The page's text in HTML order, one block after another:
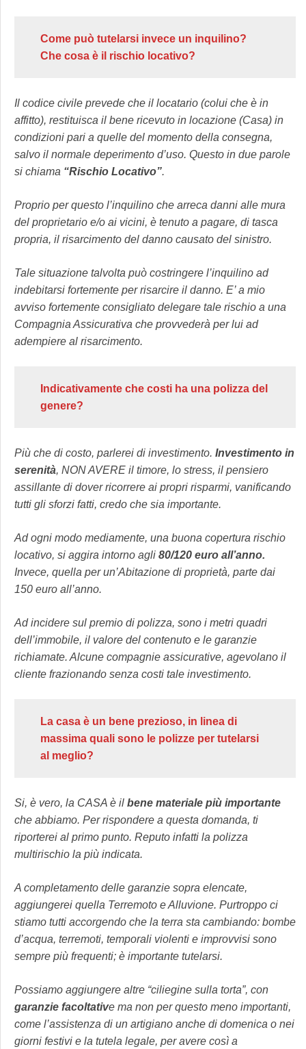
Come può tutelarsi invece un inquilino?
Che cosa è il rischio locativo?
Il codice civile prevede che il locatario (colui che è in
affitto), restituisca il bene ricevuto in locazione (Casa) in
condizioni pari a quelle del momento della consegna,
salvo il normale deperimento d’uso. Questo in due parole
si chiama “Rischio Locativo”.
Proprio per questo l’inquilino che arreca danni alle mura
del proprietario e/o ai vicini, è tenuto a pagare, di tasca
propria, il risarcimento del danno causato del sinistro.
Tale situazione talvolta può costringere l’inquilino ad
indebitarsi fortemente per risarcire il danno. E’ a mio
avviso fortemente consigliato delegare tale rischio a una
Compagnia Assicurativa che provvederà per lui ad
adempiere al risarcimento.
Indicativamente che costi ha una polizza del
genere?
Più che di costo, parlerei di investimento. Investimento in
serenità, NON AVERE il timore, lo stress, il pensiero
assillante di dover ricorrere ai propri risparmi, vanificando
tutti gli sforzi fatti, credo che sia importante.
Ad ogni modo mediamente, una buona copertura rischio
locativo, si aggira intorno agli 80/120 euro all’anno.
Invece, quella per un’Abitazione di proprietà, parte dai
150 euro all’anno.
Ad incidere sul premio di polizza, sono i metri quadri
dell’immobile, il valore del contenuto e le garanzie
richiamate. Alcune compagnie assicurative, agevolano il
cliente frazionando senza costi tale investimento.
La casa è un bene prezioso, in linea di
massima quali sono le polizze per tutelarsi
al meglio?
Si, è vero, la CASA è il bene materiale più importante
che abbiamo. Per rispondere a questa domanda, ti
riporterei al primo punto. Reputo infatti la polizza
multirischio la più indicata.
A completamento delle garanzie sopra elencate,
aggiungerei quella Terremoto e Alluvione. Purtroppo ci
stiamo tutti accorgendo che la terra sta cambiando: bombe
d’acqua, terremoti, temporali violenti e improvvisi sono
sempre più frequenti; è importante tutelarsi.
Possiamo aggiungere altre “ciliegine sulla torta”, con
garanzie facoltative ma non per questo meno importanti,
come l’assistenza di un artigiano anche di domenica o nei
giorni festivi e la tutela legale, per avere così a